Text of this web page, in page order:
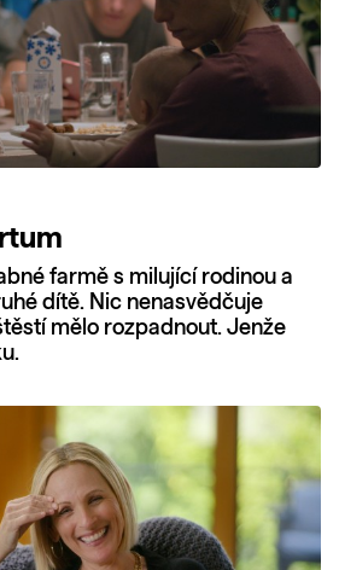
farmě s milující rodinou a
dítě. Nic nenasvědčuje
mělo rozpadnout. Jenže